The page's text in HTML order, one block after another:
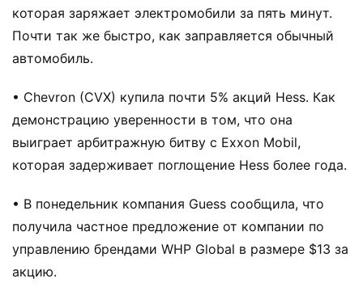
которая заряжает электромобили за пять минут.
Почти так же быстро, как заправляется обычный
автомобиль.
• Chevron (CVX) купила почти 5% акций Hess. Как
демонстрацию уверенности в том, что она
выиграет арбитражную битву с Exxon Mobil,
которая задерживает поглощение Hess более года.
• В понедельник компания Guess сообщила, что
получила частное предложение от компании по
управлению брендами WHP Global в размере $13 за
акцию.